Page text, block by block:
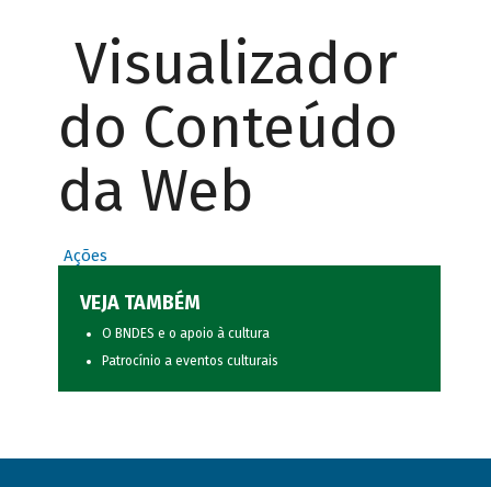
Visualizador
do Conteúdo
da Web
Ações
VEJA TAMBÉM
O BNDES e o apoio à cultura
Patrocínio a eventos culturais